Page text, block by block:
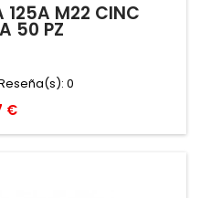
125A M22 CINC
50 PZ
0
€